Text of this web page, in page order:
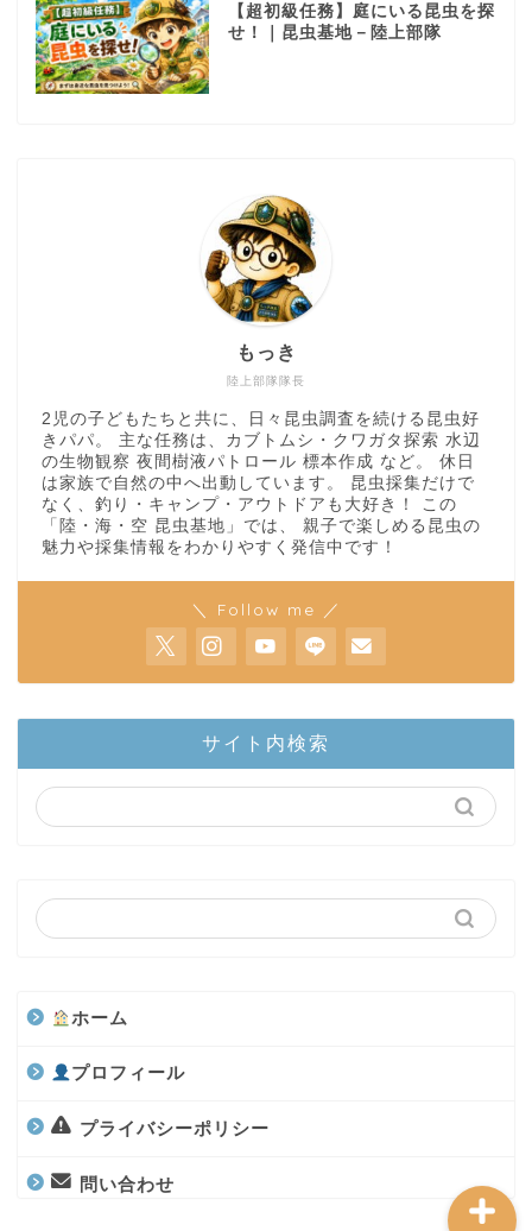
【超初級任務】庭にいる昆虫を探
せ！｜昆虫基地－陸上部隊
陸上部隊隊長
もっき
2児の子どもたちと共に、日々昆虫調査を続ける昆虫好
きパパ。 主な任務は、カブトムシ・クワガタ探索 水辺
の生物観察 夜間樹液パトロール 標本作成 など。 休日
は家族で自然の中へ出動しています。 昆虫採集だけで
なく、釣り・キャンプ・アウトドアも大好き！ この
「陸・海・空 昆虫基地」では、 親子で楽しめる昆虫の
魅力や採集情報をわかりやすく発信中です！
＼ Follow me ／
サイト内検索
ホーム
プロフィール
プライバシーポリシー
問い合わせ
陸上部隊
世界のカブトムシ